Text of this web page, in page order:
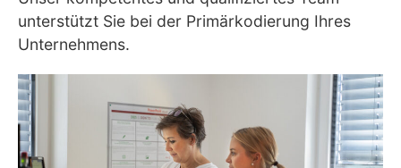
unterstützt Sie bei der Primärkodierung Ihres
Unternehmens.